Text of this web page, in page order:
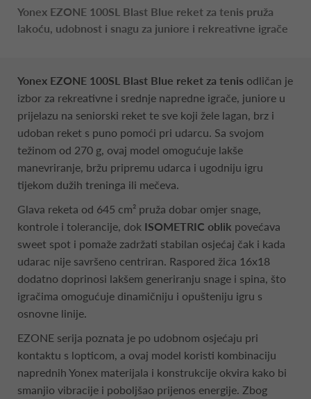
Yonex EZONE 100SL Blast Blue reket za tenis pruža
lakoću, udobnost i snagu za juniore i rekreativne igrače
Yonex EZONE 100SL Blast Blue reket za tenis odličan je
izbor za rekreativne i srednje napredne igrače, juniore u
prijelazu na seniorski reket te sve koji žele lagan, brz i
udoban reket s puno pomoći pri udarcu. Sa svojom
težinom od 270 g, ovaj model omogućuje lakše
manevriranje, bržu pripremu udarca i ugodniju igru
tijekom dužih treninga ili mečeva.
Glava reketa od 645 cm² pruža dobar omjer snage,
kontrole i tolerancije, dok ISOMETRIC oblik povećava
sweet spot i pomaže zadržati stabilan osjećaj čak i kada
udarac nije savršeno centriran. Raspored žica 16x18
dodatno doprinosi lakšem generiranju snage i spina, što
igračima omogućuje dinamičniju i opušteniju igru s
osnovne linije.
EZONE serija poznata je po udobnom osjećaju pri
kontaktu s lopticom, a ovaj model koristi kombinaciju
naprednih Yonex materijala i konstrukcije okvira kako bi
smanjio vibracije i poboljšao prijenos energije. Zbog